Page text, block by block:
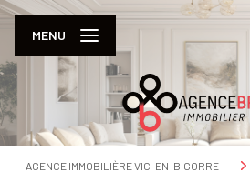
MENU
AGENCE IMMOBILIÈRE VIC-EN-BIGORRE